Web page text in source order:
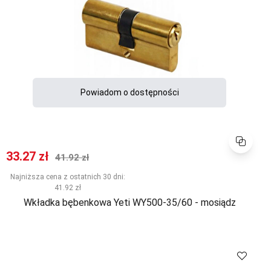
Porównaj
Powiadom o dostępności
Cena promocyjna
33.27 zł Normalna cena
41.92 zł
Najniższa cena z ostatnich 30 dni:
41.92 zł
Wkładka bębenkowa Yeti WY500-35/60 - mosiądz